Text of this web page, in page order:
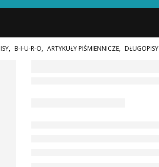
, B-I-U-R-O, ARTYKUŁY PIŚMIENNICZE, DŁUGOPISY